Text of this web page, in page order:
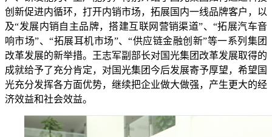
创新促进内循环，打开内销市场，拓展国内一线品牌客户，以
及“发展内销自主品牌，搭建互联网营销渠道”、“拓展汽车音
响市场”、“拓展耳机市场”、“供应链金融创新”等一系列集团
改革发展的新举措。王志军副部长对国光集团改革发展取得的
成就给予了充分肯定，对国光集团今后发展寄予厚望，希望国
光充分发挥各方面优势，继续把企业做大做强，产生更大的经
济效益和社会效益。